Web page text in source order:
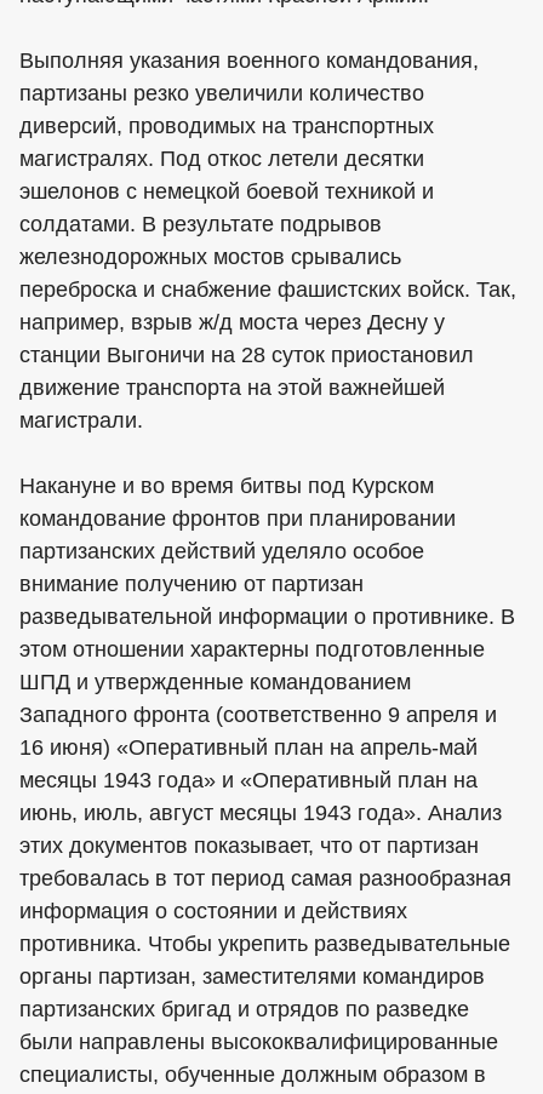
Выполняя указания военного командования,
партизаны резко увеличили количество
диверсий, проводимых на транспортных
магистралях. Под откос летели десятки
эшелонов с немецкой боевой техникой и
солдатами. В результате подрывов
железнодорожных мостов срывались
переброска и снабжение фашистских войск. Так,
например, взрыв ж/д моста через Десну у
станции Выгоничи на 28 суток приостановил
движение транспорта на этой важнейшей
магистрали.
Накануне и во время битвы под Курском
командование фронтов при планировании
партизанских действий уделяло особое
внимание получению от партизан
разведывательной информации о противнике. В
этом отношении характерны подготовленные
ШПД и утвержденные командованием
Западного фронта (соответственно 9 апреля и
16 июня) «Оперативный план на апрель-май
месяцы 1943 года» и «Оперативный план на
июнь, июль, август месяцы 1943 года». Анализ
этих документов показывает, что от партизан
требовалась в тот период самая разнообразная
информация о состоянии и действиях
противника. Чтобы укрепить разведывательные
органы партизан, заместителями командиров
партизанских бригад и отрядов по разведке
были направлены высококвалифицированные
специалисты, обученные должным образом в